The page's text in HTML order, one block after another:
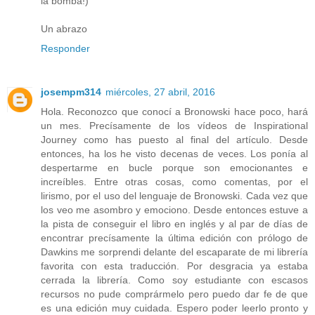
Un abrazo
Responder
josempm314 miércoles, 27 abril, 2016
Hola. Reconozco que conocí a Bronowski hace poco, hará
un mes. Precísamente de los vídeos de Inspirational
Journey como has puesto al final del artículo. Desde
entonces, ha los he visto decenas de veces. Los ponía al
despertarme en bucle porque son emocionantes e
increíbles. Entre otras cosas, como comentas, por el
lirismo, por el uso del lenguaje de Bronowski. Cada vez que
los veo me asombro y emociono. Desde entonces estuve a
la pista de conseguir el libro en inglés y al par de días de
encontrar precísamente la última edición con prólogo de
Dawkins me sorprendi delante del escaparate de mi librería
favorita con esta traducción. Por desgracia ya estaba
cerrada la librería. Como soy estudiante con escasos
recursos no pude comprármelo pero puedo dar fe de que
es una edición muy cuidada. Espero poder leerlo pronto y